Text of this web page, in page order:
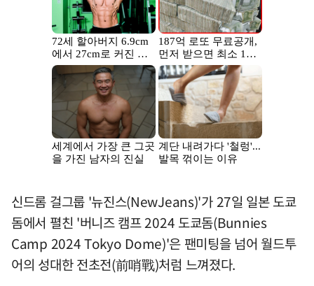
신드롬 걸그룹 '뉴진스(NewJeans)'가 27일 일본 도쿄
돔에서 펼친 '버니즈 캠프 2024 도쿄돔(Bunnies
Camp 2024 Tokyo Dome)'은 팬미팅을 넘어 월드투
어의 성대한 전초전(前哨戰)처럼 느껴졌다.